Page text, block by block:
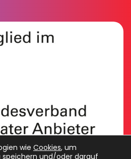
wie Cookies, um
und/oder darauf